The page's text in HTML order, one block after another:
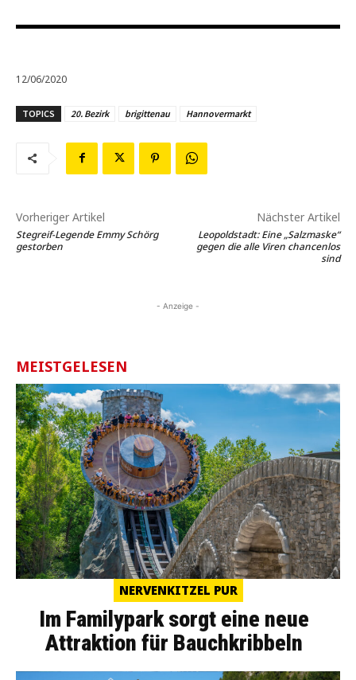
12/06/2020
TOPICS 20. Bezirk brigittenau Hannovermarkt
Vorheriger Artikel
Stegreif-Legende Emmy Schörg
gestorben
Nächster Artikel
Leopoldstadt: Eine „Salzmaske“
gegen die alle Viren chancenlos
sind
- Anzeige -
MEISTGELESEN
NERVENKITZEL PUR
Im Familypark sorgt eine neue
Attraktion für Bauchkribbeln